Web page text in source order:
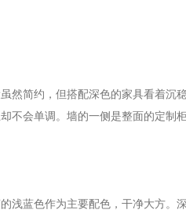
然简约，但搭配深色的家具看着沉
不会单调。墙的一侧是整面的定制
浅蓝色作为主要配色，干净大方。